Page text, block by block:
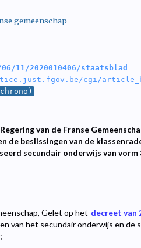
gemeenschap
11/2020010406/staatsblad
cgi/
van de Franse
de beslissingen van de
secundair onderwijs van vorm
Gelet op het decreet van
van het secundair onderwijs en